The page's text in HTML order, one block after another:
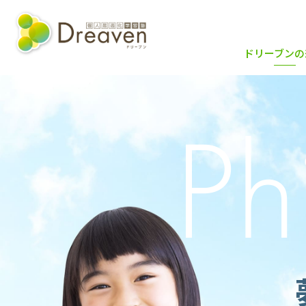
ドリーブン